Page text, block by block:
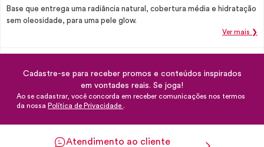
Base que entrega uma radiância natural, cobertura média e hidratação
sem oleosidade, para uma pele glow.
Ver mais ❯
Cadastre-se para receber promos e conteúdos inspirados
em vontades reais. Se joga!
Ao se cadastrar, você concorda em receber comunicações nos termos
da nossa Política de Privacidade .
Atendimento ao cliente